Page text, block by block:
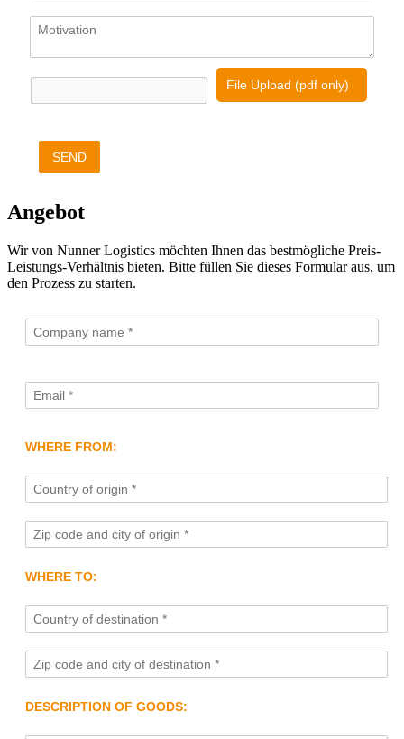
File Upload (pdf only)
SEND
Angebot
Wir von Nunner Logistics möchten Ihnen das bestmögliche Preis-
Leistungs-Verhältnis bieten. Bitte füllen Sie dieses Formular aus, um
den Prozess zu starten.
WHERE FROM:
WHERE TO:
DESCRIPTION OF GOODS: